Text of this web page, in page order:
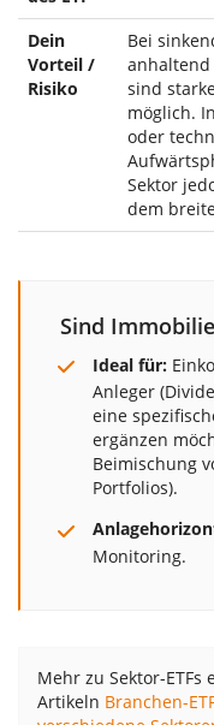
Dein
Vorteil /
Risiko
Bei
sind
möglich.
oder
Sektor
dem
Sind
Ideal für:
Anleger
eine
ergänzen
Beimischung
Portfolios).
Monitoring.
Mehr zu Sektor-
Artikeln Branchen-